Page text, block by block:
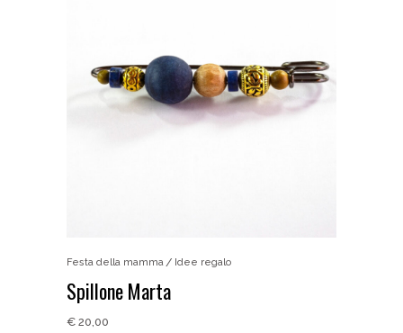
Festa della mamma Idee regalo
Spillone Marta
€ 20,00